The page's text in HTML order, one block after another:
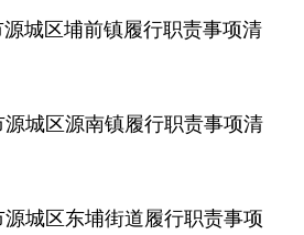
源城区埔前镇履行职责事项清
源城区源南镇履行职责事项清
源城区东埔街道履行职责事项